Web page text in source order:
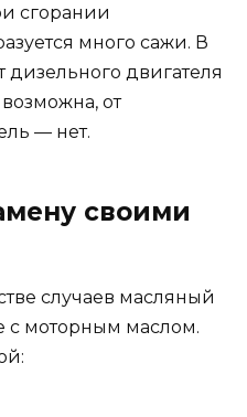
сгорании
много сажи. В
дизельного двигателя
от
— нет.
своими
случаев масляный
с моторным маслом.